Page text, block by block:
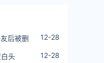
后被删 12-28
头 12-28